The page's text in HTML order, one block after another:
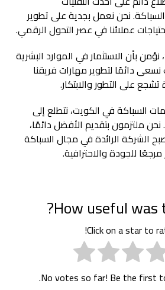
نحن نعمل بجدية على تطوير
عملائنا في عصر التحول الرقمي.
بأن الاستثمار في الموارد البشرية
دائمًا لتطوير مهارات فريقنا
على التطور والابتكار.
السباكة في الكويت، نتطلع إلى
ملتزمون بتقديم الأفضل دائمًا،
الشركة الرائدة في مجال السباكة
للجودة والاحترافية.
How useful was
Click on a star to
No votes so far! Be the first